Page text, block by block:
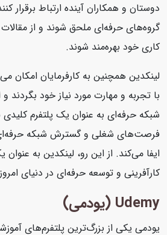
دوستان و همکاران آینده ارتباط برقرار
گروه‌های حرفه‌ای ملحق شوند و از مقالات
کاری خود بهره‌مند شوند.
لینکدین همچنین به کارفرمایان امکان
با تجربه و مهارت مورد نیاز خود بگردند و
شبکه حرفه‌ای به عنوان یک پلتفرم کلیدی
فرصت‌های شغلی و گسترش شبکه حرفه‌ای
ایفا می‌کند. از این رو، لینکدین به عنوان
کارآفرینی و توسعه حرفه‌ای در دنیای امروز
Udemy (یودمی)
یودمی یکی از بزرگ‌ترین پلتفرم‌های